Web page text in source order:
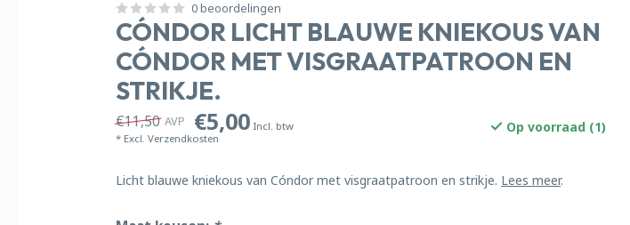
0 beoordelingen
CÓNDOR LICHT BLAUWE KNIEKOUS VAN
CÓNDOR MET VISGRAATPATROON EN
STRIKJE.
€11,50 AVP €5,00 Incl. btw
* Excl.Verzendkosten
Op voorraad (1)
Licht blauwe kniekous van Cóndor met visgraatpatroon en strikje. Lees meer.